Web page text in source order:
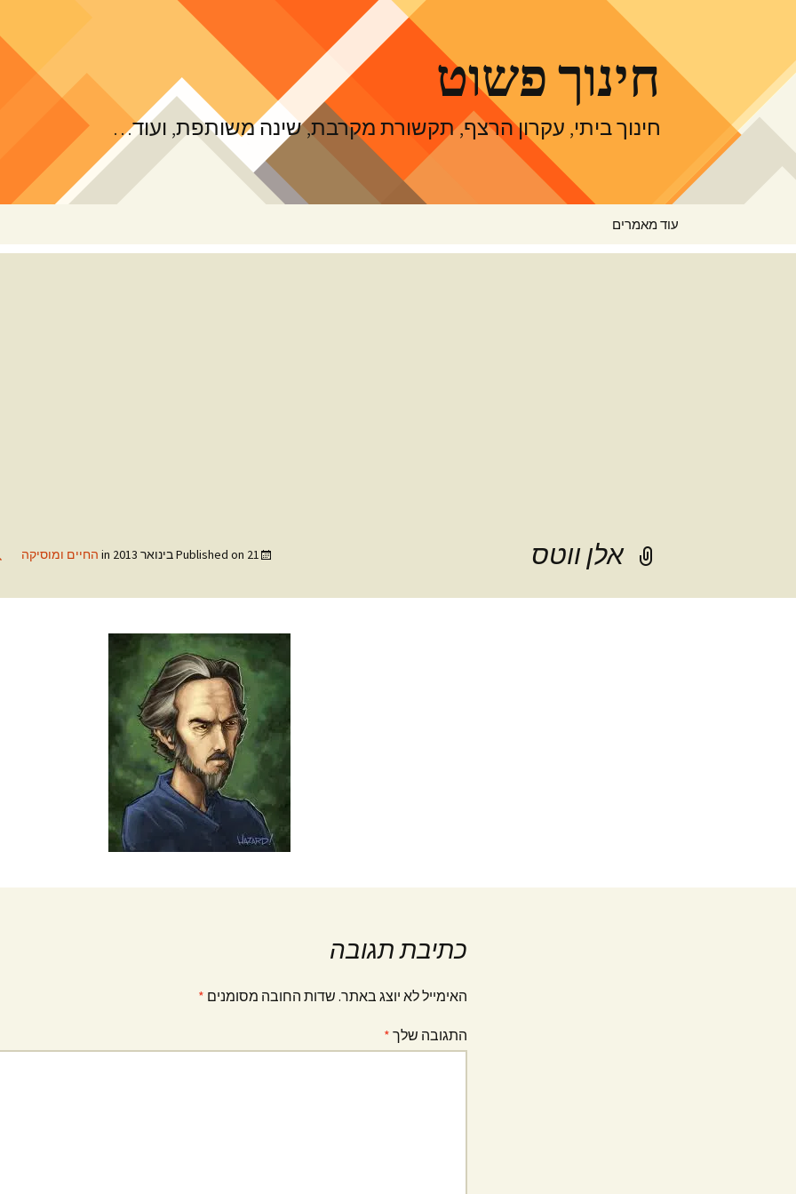
חינוך פשוט
חינוך ביתי, עקרון הרצף, תקשורת מקרבת, שינה משותפת, ועוד…
עוד מאמרים
אלן ווטס Published on 21 בינואר 2013 החיים ומוסיקה
כתיבת תגובה
האימייל לא יוצג באתר. שדות החובה מסומנים *
התגובה שלך *